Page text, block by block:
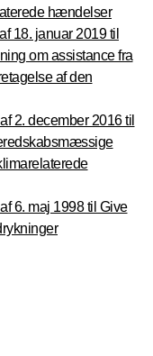
hændelser
18. januar 2019 til
om assistance fra
af den
2. december 2016 til
6. maj 1998 til Give